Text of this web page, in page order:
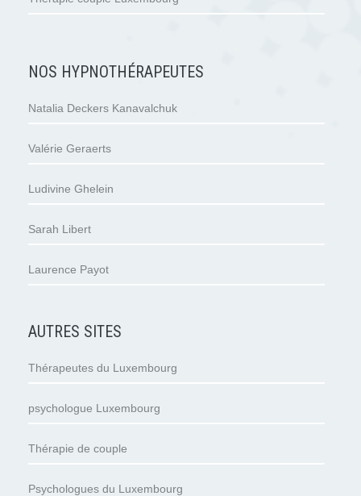
NOS HYPNOTHÉRAPEUTES
Natalia Deckers Kanavalchuk
Valérie Geraerts
Ludivine Ghelein
Sarah Libert
Laurence Payot
AUTRES SITES
Thérapeutes du Luxembourg
psychologue Luxembourg
Thérapie de couple
Psychologues du Luxembourg